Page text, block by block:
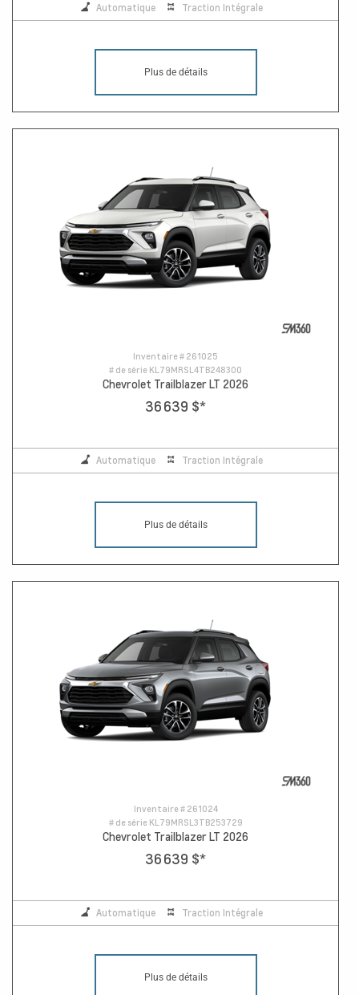
Automatique Traction Intégrale
Plus de détails
Inventaire # 261025
# de série KL79MRSL4TB248300
Chevrolet Trailblazer LT 2026
36 639 $*
Automatique Traction Intégrale
Plus de détails
Inventaire # 261024
# de série KL79MRSL3TB253729
Chevrolet Trailblazer LT 2026
36 639 $*
Automatique Traction Intégrale
Plus de détails